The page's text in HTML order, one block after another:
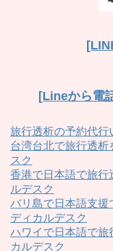
[Lineから電
旅行透析の予約代行
台湾台北で旅行透
スク
香港で日本語で旅行
ルデスク
バリ島で日本語支援
ディカルデスク
ハワイで日本語で旅
カルデスク